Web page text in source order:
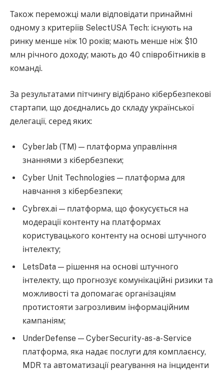
Також переможці мали відповідати принаймні
одному з критеріїв SelectUSA Tech: існують на
ринку менше ніж 10 років; мають менше ніж $10
млн річного доходу; мають до 40 співробітників в
команді.
За результатами пітчингу відібрано кібербезпекові
стартапи, що доєднались до складу української
делегації, серед яких:
CyberJab (TM) — платформа управління
знаннями з кібербезпеки;
Cyber Unit Technologies — платформа для
навчання з кібербезпеки;
Cybrex.ai — платформа, що фокусується на
модерації контенту на платформах
користувацького контенту на основі штучного
інтелекту;
LetsData — рішення на основі штучного
інтелекту, що прогнозує комунікаційні ризики та
можливості та допомагає організаціям
протистояти загрозливим інформаційним
кампаніям;
UnderDefense — CyberSecurity-as-a-Service
платформа, яка надає послуги для комплаєнсу,
MDR та автоматизації реагування на інциденти